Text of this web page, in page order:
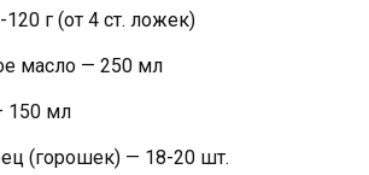
г (от 4 ст. ложек)
масло — 250 мл
150 мл
(горошек) — 18-20 шт.